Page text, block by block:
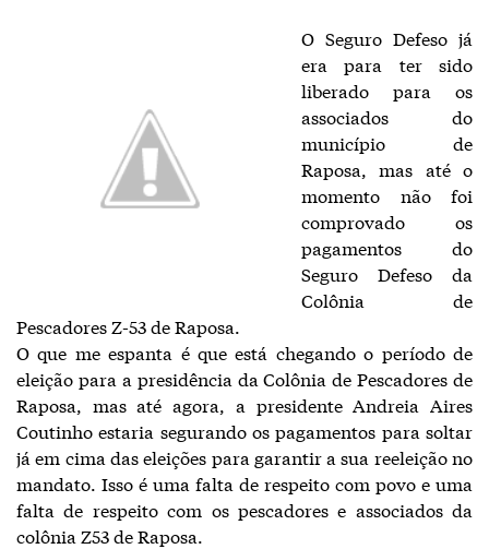
O Seguro Defeso já
era para ter sido
liberado para os
associados do
município de
Raposa, mas até o
momento não foi
comprovado os
pagamentos do
Seguro Defeso da
Colônia de
Pescadores Z-53 de Raposa.
O que me espanta é que está chegando o período de
eleição para a presidência da Colônia de Pescadores de
Raposa, mas até agora, a presidente Andreia Aires
Coutinho estaria segurando os pagamentos para soltar
já em cima das eleições para garantir a sua reeleição no
mandato. Isso é uma falta de respeito com povo e uma
falta de respeito com os pescadores e associados da
colônia Z53 de Raposa.